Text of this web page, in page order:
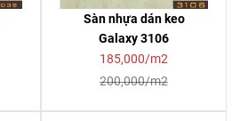
Sàn nhựa dán keo
Galaxy 3106
185,000/m2
200,000/m2